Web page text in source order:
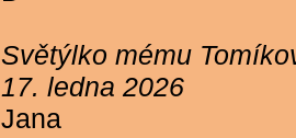
Světýlko mému
17. ledna 2026
Jana